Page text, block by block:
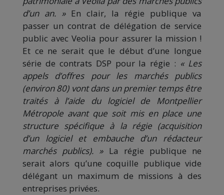
d’un an. »En clair, la régie publique va
passer un contrat de délégation de service
public avec Veolia pour assurer la mission !
Et ce ne serait que le début d’une longue
série de contrats DSP pour la régie : « Les
appels d’offres pour les marchés publics
(environ 80) vont dans un premier temps être
traités à l’aide du logiciel de Montpellier
Métropole avant que soit mis en place une
structure spécifique à la régie (acquisition
d’un logiciel et embauche d’un rédacteur
marchés publics). »La régie publique ne
serait alors qu’une coquille publique vide
délégant un maximum de missions à des
entreprises privées.